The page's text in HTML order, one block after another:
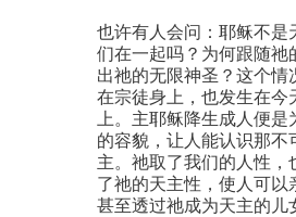
也许有人会问：耶稣不是
们在一起吗？为何跟随祂
出祂的无限神圣？这个情
在宗徒身上，也发生在今
上。主耶稣降生成人便是
的容貌，让人能认识那不
主。祂取了我们的人性，
了祂的天主性，使人可以
甚至透过祂成为天主的儿